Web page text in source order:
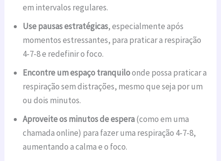
em intervalos regulares.
Use pausas estratégicas, especialmente após
momentos estressantes, para praticar a respiração
4-7-8 e redefinir o foco.
Encontre um espaço tranquiloonde possa praticar a
respiração sem distrações, mesmo que seja por um
ou dois minutos.
Aproveite os minutos de espera(como em uma
chamada online) para fazer uma respiração 4-7-8,
aumentando a calma e o foco.